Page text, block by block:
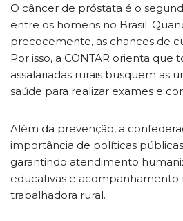
O câncer de próstata é o
entre os homens no Brasil.
precocemente, as chances de
Por isso, a CONTAR orienta que
assalariadas rurais busquem as
saúde para realizar exames e
Além da prevenção, a
importância de políticas
garantindo atendimento
educativas e acompanhamento
trabalhadora rural.